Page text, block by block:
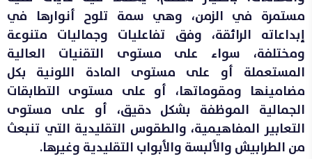
مستمرة في الزمن، وهي سمة تلوح أنوارها في
إبداعاته الرائقة، وفق تفاعليات وجماليات متنوعة
ومختلفة، سواء على مستوى التقنيات العالية
المستعملة أو على مستوى المادة اللونية بكل
مضامينها ومقوماتها، أو على مستوى التطابقات
الجمالية الموظفة بشكل دقيق، أو على مستوى
التعابير المفاهيمية، والطقوس التقليدية التي تنبعث
من الطرابيش والألبسة والأبواب التقليدية وغيرها.